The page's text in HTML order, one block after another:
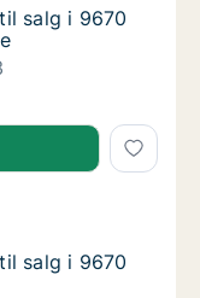
salg i 9670
salg i 9670
salg i 9670
salg i 9670
Løgstør,
salg i 9670
salg i 9670